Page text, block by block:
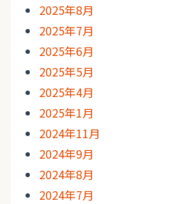
2025年8月
2025年7月
2025年6月
2025年5月
2025年4月
2025年1月
2024年11月
2024年9月
2024年8月
2024年7月